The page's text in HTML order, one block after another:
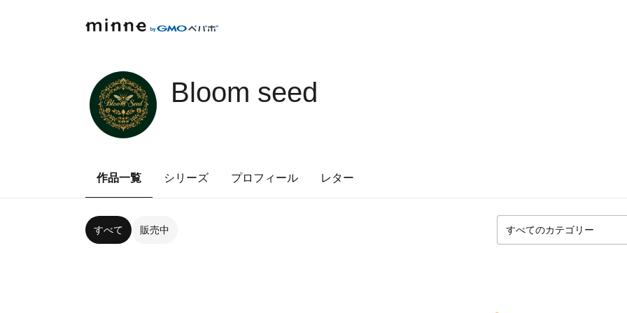
Bloom seed
作品一覧 シリーズ プロフィール レター
すべて 販売中